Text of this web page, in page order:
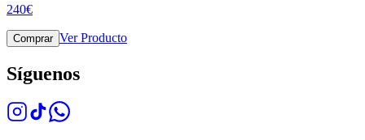
240€
Comprar Ver Producto
Síguenos